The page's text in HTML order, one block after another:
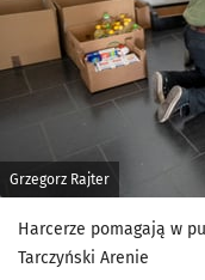
Grzegorz Rajter
Harcerze pomagają w
Tarczyński Arenie